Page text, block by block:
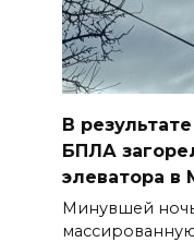
В
БПЛА
элеватора в
Минувшей